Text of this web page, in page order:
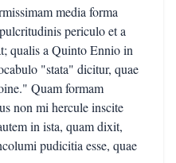
media forma
periculo et a
qualis a Quinto Ennio in
"stata" dicitur, quae
Quam formam
non mi hercule inscite
in ista, quam dixit,
pudicitia esse, quae